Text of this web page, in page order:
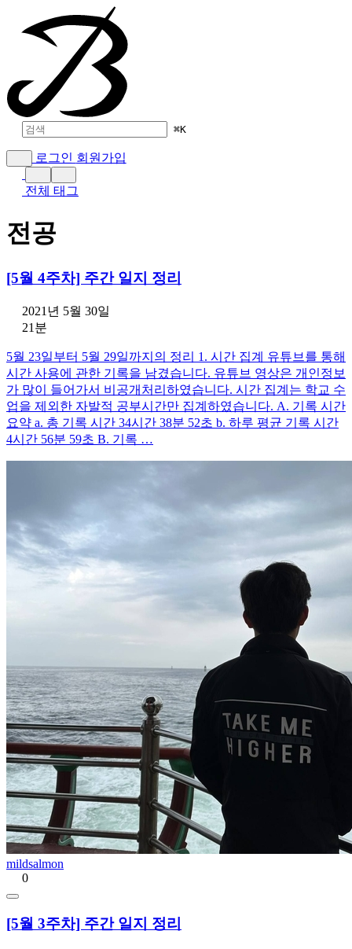
⌘K
로그인 회원가입
전체 태그
전공
[5월 4주차] 주간 일지 정리
2021년 5월 30일
21분
5월 23일부터 5월 29일까지의 정리 1. 시간 집계 유튜브를 통해
시간 사용에 관한 기록을 남겼습니다. 유튜브 영상은 개인정보
가 많이 들어가서 비공개처리하였습니다. 시간 집계는 학교 수
업을 제외한 자발적 공부시간만 집계하였습니다. A. 기록 시간
요약 a. 총 기록 시간 34시간 38분 52초 b. 하루 평균 기록 시간
4시간 56분 59초 B. 기록 …
mildsalmon
0
[5월 3주차] 주간 일지 정리